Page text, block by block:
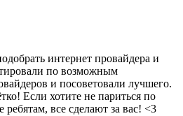
интернет провайдера и
по возможным
и посоветовали лучшего.
Если хотите не париться по
ребятам, все сделают за вас! <3